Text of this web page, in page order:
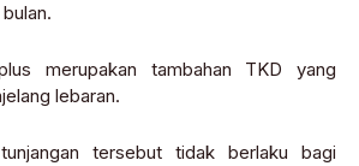
merupakan tambahan TKD yang
lebaran.
tersebut tidak berlaku bagi